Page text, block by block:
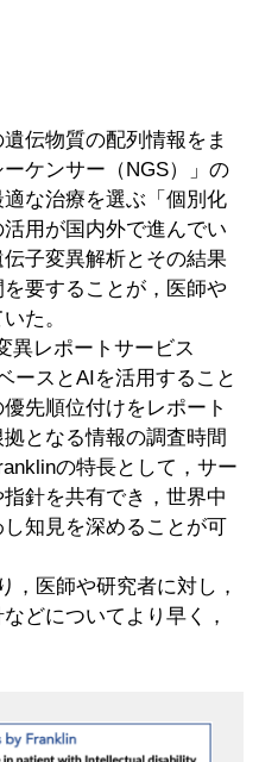
伝物質の配列情報をま
ケンサー（NGS）」の
な治療を選ぶ「個別化
用が国内外で進んでい
子変異解析とその結果
要することが，医師や
た。
異レポートサービス
ースとAIを活用すること
先順位付けをレポート
となる情報の調査時間
の特長として，サー
針を共有でき，世界中
知見を深めることが可
，医師や研究者に対し，
どについてより早く，